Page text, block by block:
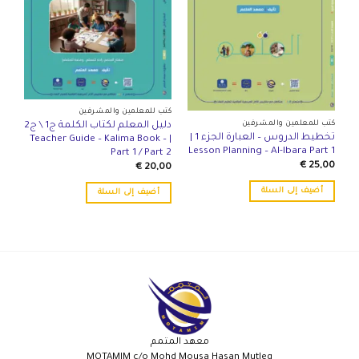
كتب للمعلمين والمشرفين
تخطيط الدروس – العبارة الجزء 1 |
Lesson Planning – Al-Ibara Part 1
€25,00
أضيف إلى السلة
كتب للمعلمين والمشرفين
دليل المعلم لكتاب الكلمة ج1 \ ج2
| Teacher Guide – Kalima Book –
Part 1 / Part 2
€20,00
أضيف إلى السلة
معهد المتمم